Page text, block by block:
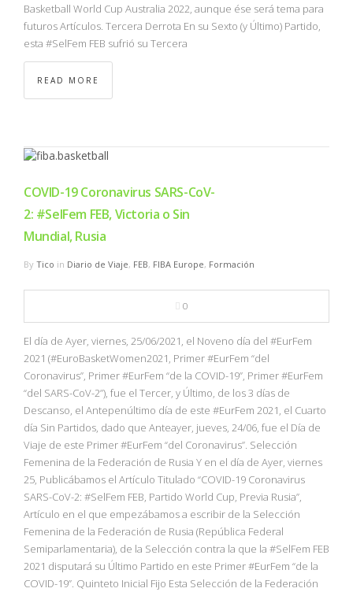
Basketball World Cup Australia 2022, aunque ése será tema para
futuros Artículos. Tercera Derrota En su Sexto (y Último) Partido,
esta #SelFem FEB sufrió su Tercera
READ MORE
COVID-19 Coronavirus SARS-CoV-
2: #SelFem FEB, Victoria o Sin
Mundial, Rusia
By Tico in Diario de Viaje, FEB, FIBA Europe, Formación
0
El día de Ayer, viernes, 25/06/2021, el Noveno día del #EurFem
2021 (#EuroBasketWomen2021, Primer #EurFem “del
Coronavirus”, Primer #EurFem “de la COVID-19”, Primer #EurFem
“del SARS-CoV-2”), fue el Tercer, y Último, de los 3 días de
Descanso, el Antepenúltimo día de este #EurFem 2021, el Cuarto
día Sin Partidos, dado que Anteayer, jueves, 24/06, fue el Día de
Viaje de este Primer #EurFem “del Coronavirus”. Selección
Femenina de la Federación de Rusia Y en el día de Ayer, viernes
25, Publicábamos el Artículo Titulado “COVID-19 Coronavirus
SARS-CoV-2: #SelFem FEB, Partido World Cup, Previa Rusia”,
Artículo en el que empezábamos a escribir de la Selección
Femenina de la Federación de Rusia (República Federal
Semiparlamentaria), de la Selección contra la que la #SelFem FEB
2021 disputará su Último Partido en este Primer #EurFem “de la
COVID-19”. Quinteto Inicial Fijo Esta Selección de la Federación